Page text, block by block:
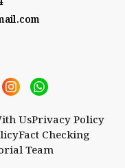
UsPrivacy Policy
Fact Checking
Team